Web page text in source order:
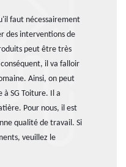
faut nécessairement
des interventions de
peut être très
il va falloir
Ainsi, on peut
à SG Toiture. Il a
Pour nous, il est
qualité de travail. Si
veuillez le